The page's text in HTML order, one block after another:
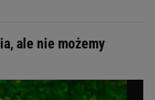
ale nie możemy